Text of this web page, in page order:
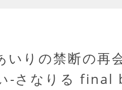
いりの禁断の再
-さなりる